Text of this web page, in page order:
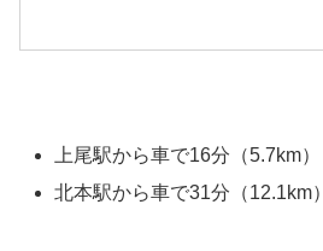
上尾駅から車で16分（5.7km）
北本駅から車で31分（12.1km）